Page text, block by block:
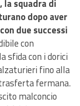
la squadra di
dopo aver
due successi
con
sfida con i dorici
fino alla
fermana.
malconcio